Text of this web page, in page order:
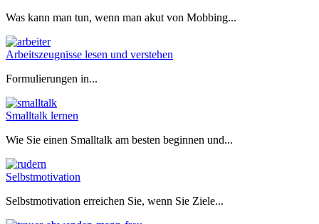
Was kann man tun, wenn man akut von Mobbing...
Arbeitszeugnisse lesen und verstehen
Formulierungen in...
Smalltalk lernen
Wie Sie einen Smalltalk am besten beginnen und...
Selbstmotivation
Selbstmotivation erreichen Sie, wenn Sie Ziele...